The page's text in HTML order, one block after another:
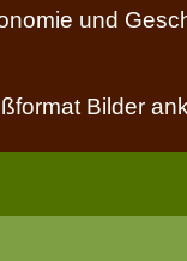
und
Bilder